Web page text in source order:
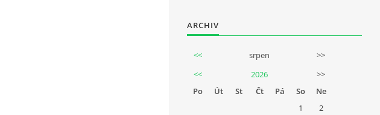
ARCHIV
<< srpen
>>
<<
2026
>>
Po
Út St Čt Pá So
Ne
1
2